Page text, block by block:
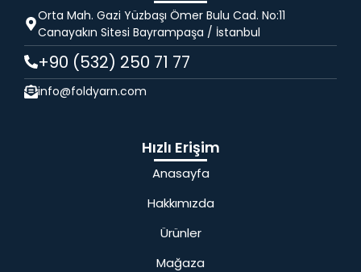
Orta Mah. Gazi Yüzbaşı Ömer Bulu Cad. No:11
Canayakın Sitesi Bayrampaşa / İstanbul
+90 (532) 250 71 77
info@foldyarn.com
Hızlı Erişim
Anasayfa
Hakkımızda
Ürünler
Mağaza